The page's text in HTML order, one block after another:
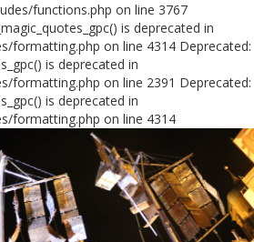
functions.php on line 3767
is deprecated in
formatting.php on line 4314 Deprecated:
is deprecated in
formatting.php on line 2391 Deprecated:
is deprecated in
formatting.php on line 4314